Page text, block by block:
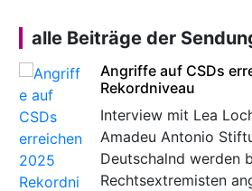
alle Beiträge der
Angriffe auf CSDs
Rekordniveau
Interview mit Lea
Amadeu Antonio
Deutschalnd werden
Rechtsextremisten